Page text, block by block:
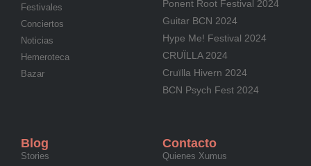
Festivales
Conciertos
Noticias
Hemeroteca
Bazar
Ponent Root Festival 2024
Guitar BCN 2024
Hype Me! Festival 2024
CRUÏLLA 2024
Cruïlla Hivern 2024
BCN Psych Fest 2024
Blog
Stories
Contacto
Quienes Xumus